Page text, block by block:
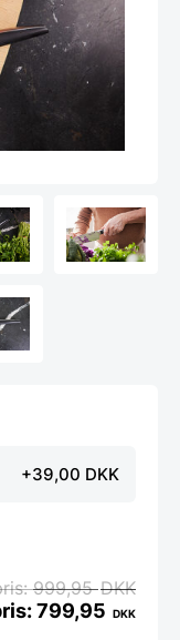
+39,00 DKK
999,95DKK
799,95 DKK